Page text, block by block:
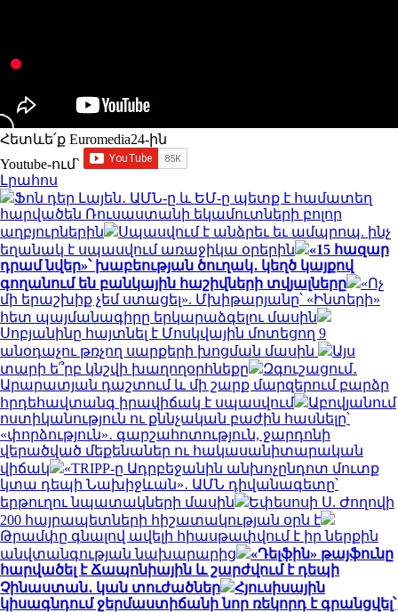
Հետևե՛ք Euromedia24-ին
Youtube-ում`
Լրահոս
Ֆոն դեր Լայեն․ ԱՄՆ-ը և ԵՄ-ը պետք է համատեղ
հարվածեն Ռուսաստանի եկամուտների բոլոր
աղբյուրներին
Սպասվում է անձրեւ եւ ամպրոպ. ինչ
եղանակ է սպասվում առաջիկա օրերին
«15 հազար
դրամ նվեր»՝ խաբեության ծուղակ․ կեղծ կայքով
գողանում են բանկային հաշիվների տվյալները
«Ոչ
մի երաշխիք չեմ ստացել». Մխիթարյանը՝ «Ինտերի»
հետ պայմանագիրը երկարաձգելու մասին
Սոբյանինը հայտնել է Մոսկվային մոտեցող 9
անօդաչու թռչող սարքերի խոցման մասին
Այս
տարի ե՞րբ կնշվի խաղողօրհնեքը
Զգուշացում․
Արարատյան դաշտում և մի շարք մարզերում բարձր
հրդեհավտանգ իրավիճակ է սպասվում
Աբովյանում
ոստիկանություն ու քննչական բաժին հասնելը՝
«փորձություն»․ գարշահոտություն, ջարդոնի
վերածված մեքենաներ ու հակասանիտարական
վիճակ
«TRIPP-ը Ադրբեջանին անխոչընդոտ մուտք
կտա դեպի Նախիջևան»․ ԱՄՆ դիվանագետը՝
երթուղու նպատակների մասին
Եփեսոսի Ս. Ժողովի
200 հայրապետների հիշատակության օրն է
Թրամփը գնալով ավելի հիասթափվում է իր ներքին
անվտանգության նախարարից
«Դելֆին» թայֆունը
հարվածել է Ճապոնիային և շարժվում է դեպի
Չինաստան․ կան տուժածներ
Հյուսիսային
կիսագնդում ջերմաստիճանի նոր ռեկորդ է գրանցվել՝